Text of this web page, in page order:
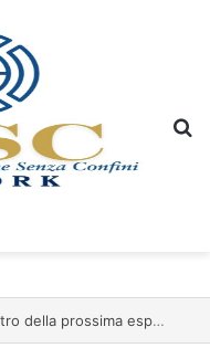
Christopher Aleo: il Kuwait al centro della prossima espansione di iSwiss Pay nel Golfo